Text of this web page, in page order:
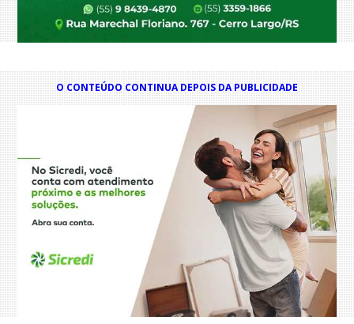
O CONTEÚDO CONTINUA DEPOIS DA PUBLICIDADE